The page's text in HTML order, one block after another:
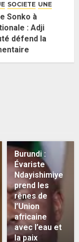
SOCIETE UNE
Sonko à
: Adji
défend la
0
Burundi :
Évariste
Ndayishimiye
prend les
rênes de
l’Union
africaine
avec l’eau et
la paix